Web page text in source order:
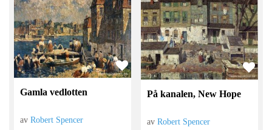
Gamla vedlotten
avRobert Spencer
På kanalen, New Hope
avRobert Spencer